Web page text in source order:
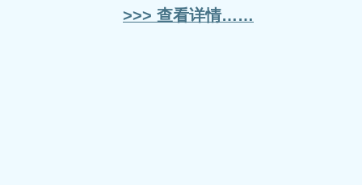
>>> 查看详情……